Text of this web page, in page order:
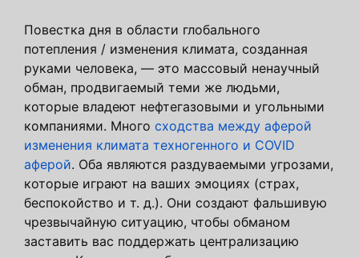
Повестка дня в области глобального
потепления / изменения климата, созданная
руками человека, — это массовый ненаучный
обман, продвигаемый теми же людьми,
которые владеют нефтегазовыми и угольными
компаниями. Много сходства между аферой
изменения климата техногенного и COVID
аферой. Оба являются раздуваемыми угрозами,
которые играют на ваших эмоциях (страх,
беспокойство и т. д.). Они создают фальшивую
чрезвычайную ситуацию, чтобы обманом
заставить вас поддержать централизацию